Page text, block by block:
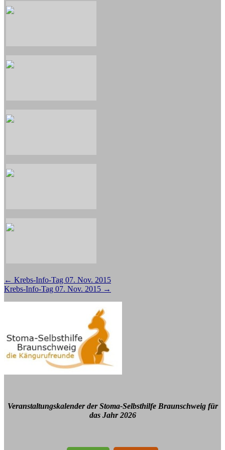
Beitragsnavigation
← Krebs-Info-Tag 07. Nov. 2015
Krebs-Info-Tag 07. Nov. 2015 →
Veranstaltungskalender der Stoma-Selbsthilfe Braunschweig für
das Jahr 2026